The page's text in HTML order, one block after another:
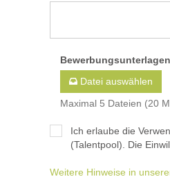
Bewerbungsunterlagen
Datei auswählen
Maximal 5 Dateien (20
Ich erlaube die
(Talentpool). Die
Weitere Hinweise in